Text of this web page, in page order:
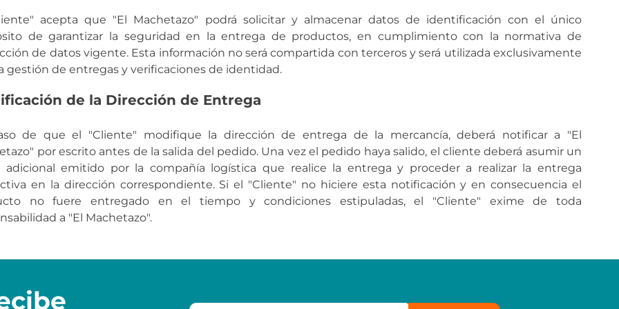
acepta que "El Machetazo" podrá solicitar y almacenar datos de identificación con el único
de garantizar la seguridad en la entrega de productos, en cumplimiento con la normativa de
de datos vigente. Esta información no será compartida con terceros y será utilizada exclusivamente
gestión de entregas y verificaciones de identidad.
de la Dirección de Entrega
de que el "Cliente" modifique la dirección de entrega de la mercancía, deberá notificar a "El
por escrito antes de la salida del pedido. Una vez el pedido haya salido, el cliente deberá asumir un
adicional emitido por la compañía logística que realice la entrega y proceder a realizar la entrega
en la dirección correspondiente. Si el "Cliente" no hiciere esta notificación y en consecuencia el
no fuere entregado en el tiempo y condiciones estipuladas, el "Cliente" exime de toda
a "El Machetazo".